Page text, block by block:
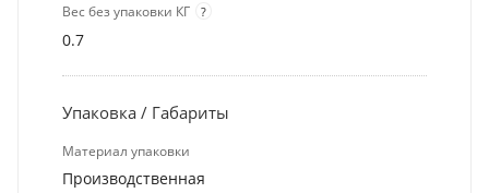
Вес без упаковки КГ ?
0.7
Упаковка / Габариты
Материал упаковки
Производственная